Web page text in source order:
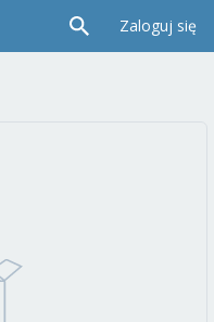
Zaloguj się